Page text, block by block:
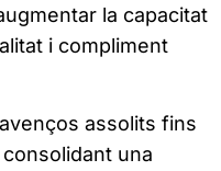
la capacitat
i compliment
assolits fins
una